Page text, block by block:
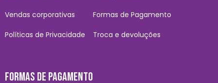
Vendas corporativas
Políticas de Privacidade
Formas de Pagamento
Troca e devoluções
FORMAS DE PAGAMENTO